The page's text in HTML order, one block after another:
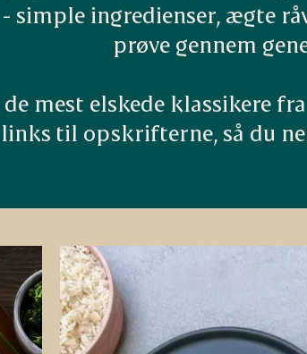
simple ingredienser, ægte
prøve gennem
mest elskede klassikere
til opskrifterne, så du